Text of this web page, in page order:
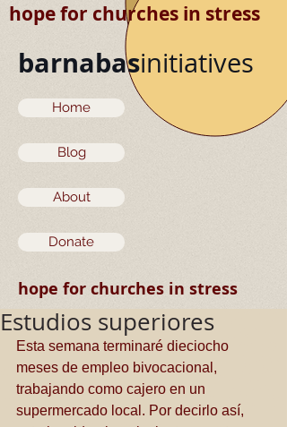
hope for churches in stress
barnabasinitiatives
Home
Blog
About
Donate
hope for churches in stress
Estudios superiores
Esta semana terminaré dieciocho
meses de empleo bivocacional,
trabajando como cajero en un
supermercado local. Por decirlo así,